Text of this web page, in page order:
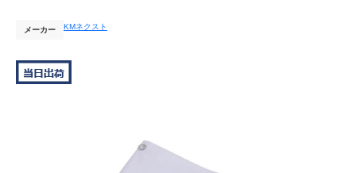
メーカー KMネクスト